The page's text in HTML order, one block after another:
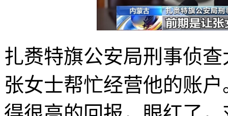
扎赉特旗公安局刑事侦
张女士帮忙经营他的账